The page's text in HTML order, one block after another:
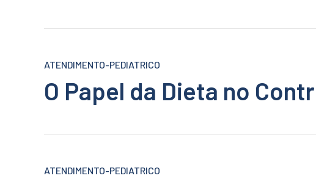
ATENDIMENTO-PEDIATRICO
O Papel da Dieta no
ATENDIMENTO-PEDIATRICO